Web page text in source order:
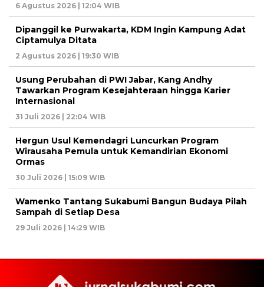
6 Agustus 2026 | 12:04 WIB
Dipanggil ke Purwakarta, KDM Ingin Kampung Adat
Ciptamulya Ditata
2 Agustus 2026 | 19:30 WIB
Usung Perubahan di PWI Jabar, Kang Andhy
Tawarkan Program Kesejahteraan hingga Karier
Internasional
31 Juli 2026 | 22:04 WIB
Hergun Usul Kemendagri Luncurkan Program
Wirausaha Pemula untuk Kemandirian Ekonomi
Ormas
30 Juli 2026 | 15:09 WIB
Wamenko Tantang Sukabumi Bangun Budaya Pilah
Sampah di Setiap Desa
29 Juli 2026 | 14:29 WIB